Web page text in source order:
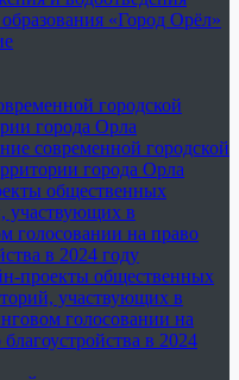
«Город Орёл»
городской
города Орла
современной городской
города Орла
общественных
участвующих в
голосовании на право
в 2024 году
проекты общественных
участвующих в
голосовании на
благоустройства в 2024